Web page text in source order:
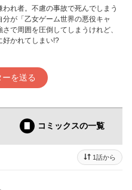
れ者。不慮の事故で死んでしまう
が「乙女ゲーム世界の悪役キャ
で周囲を圧倒してしまうけれど、
好かれてしまい!?
を送る
コミックスの一覧
1話から